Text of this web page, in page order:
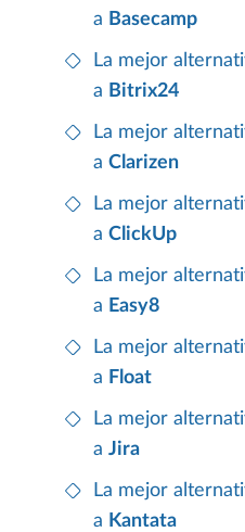
a Basecamp
La mejor
a Bitrix24
La mejor
a Clarizen
La mejor
a ClickUp
La mejor
a Easy8
La mejor
a Float
La mejor
a Jira
La mejor
a Kantata